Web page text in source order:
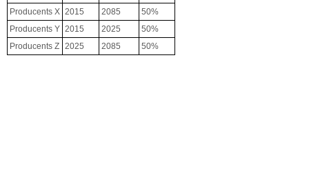
Producents X 2015 2085
50%
Producents Y 2015 2025
50%
Producents Z 2025 2085 50%